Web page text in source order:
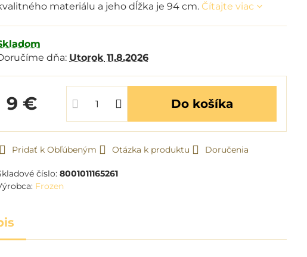
materiálu a jeho dĺžka je 94 cm. Čítajte viac
dňa: Utorok 11.8.2026
9 € Do košíka
Pridať k Obľúbeným Otázka k produktu Doručenia
číslo:8001011165261
Frozen